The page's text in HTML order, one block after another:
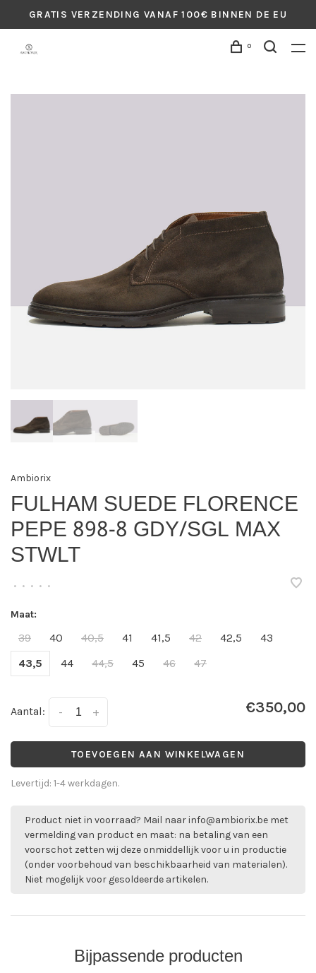
GRATIS VERZENDING VANAF 100€ BINNEN DE EU
0
Ambiorix
FULHAM SUEDE FLORENCE
PEPE 898-8 GDY/SGL MAX
STWLT
• • • • •
Maat:
39 40 40,5 41 41,5 42 42,5
43
43,5
44 44,5 45 46 47
Aantal: +
- €350,00
TOEVOEGEN AAN WINKELWAGEN
Levertijd: 1-4 werkdagen.
Product niet in voorraad? Mail naarinfo@ambiorix.be met
vermelding van product en maat: na betaling van een
voorschot zetten wij deze onmiddellijk voor u in productie
(onder voorbehoud van beschikbaarheid van materialen).
Niet mogelijk voor gesoldeerde artikelen.
Bijpassende producten